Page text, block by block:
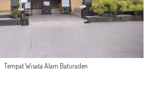
Tempat Wisata Alam Baturaden